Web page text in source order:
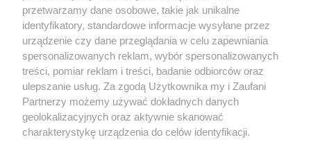
eksploatacji w jakiejkolwiek formie, włącznie z umieszczaniem w
Internecie bez pisemnej zgody właściciela praw. Jakiekolwiek użycie lub
wykorzystanie utworów w całości lub w części z naruszeniem prawa,
tzn. bez właściwej zgody, jest zabronione pod groźbą kary i może być
ścigane prawnie.
przetwarzamy dane osobowe, takie jak unikalne
identyfikatory, standardowe informacje wysyłane przez
urządzenie czy dane przeglądania w celu zapewniania
spersonalizowanych reklam, wybór spersonalizowanych
treści, pomiar reklam i treści, badanie odbiorców oraz
ulepszanie usług. Za zgodą Użytkownika my i Zaufani
Partnerzy możemy używać dokładnych danych
geolokalizacyjnych oraz aktywnie skanować
charakterystykę urządzenia do celów identyfikacji.